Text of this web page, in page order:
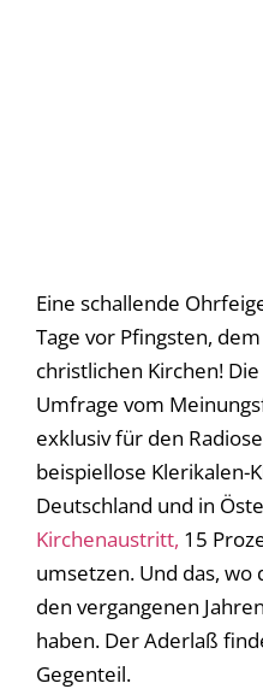
Eine schallende
Tage vor Pfingsten,
christlichen Kirchen!
Umfrage vom
exklusiv für den
beispiellose Klerikalen-
Deutschland und in
Kirchenaustritt, 15
umsetzen. Und das,
den vergangenen
haben. Der Aderlaß
Gegenteil.